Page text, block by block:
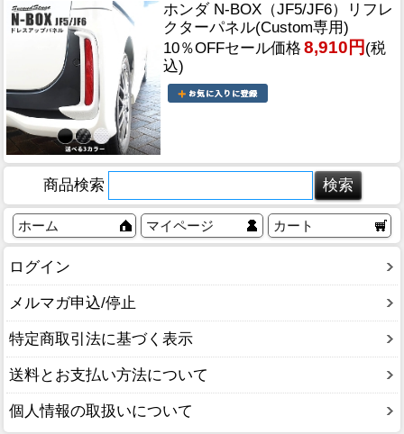
ホンダ N-BOX（JF5/JF6）リフレ
クターパネル(Custom専用)
10％OFFセール価格 8,910円 (税
込)
商品検索
ホーム マイページ カート
ログイン
メルマガ申込/停止
特定商取引法に基づく表示
送料とお支払い方法について
個人情報の取扱いについて